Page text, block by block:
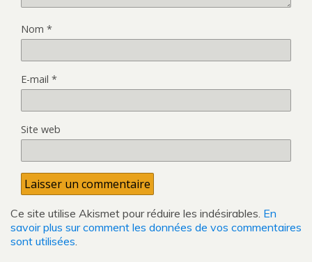
Nom *
E-mail *
Site web
Ce site utilise Akismet pour réduire les indésirables. En
savoir plus sur comment les données de vos commentaires
sont utilisées